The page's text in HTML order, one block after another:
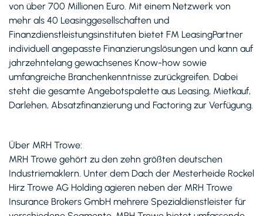
von über 700 Millionen Euro. Mit einem Netzwerk von
mehr als 40 Leasinggesellschaften und
Finanzdienstleistungsinstituten bietet FM LeasingPartner
individuell angepasste Finanzierungslösungen und kann auf
jahrzehntelang gewachsenes Know-how sowie
umfangreiche Branchenkenntnisse zurückgreifen. Dabei
steht die gesamte Angebotspalette aus Leasing, Mietkauf,
Darlehen, Absatzfinanzierung und Factoring zur Verfügung.
Über MRH Trowe:
MRH Trowe gehört zu den zehn größten deutschen
Industriemaklern. Unter dem Dach der Mesterheide Rockel
Hirz Trowe AG Holding agieren neben der MRH Trowe
Insurance Brokers GmbH mehrere Spezialdienstleister für